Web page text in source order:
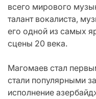
всего мирового
талант вокалиста,
его одной из самых
сцены 20 века.
Магомаев стал
стали популярными
исполнение